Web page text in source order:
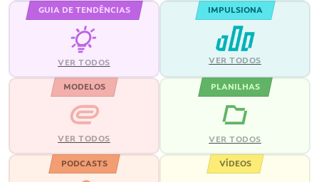
GUIA DE TENDÊNCIAS
VER TODOS
IMPULSIONA
VER TODOS
MODELOS
VER TODOS
PLANILHAS
VER TODOS
PODCASTS VÍDEOS